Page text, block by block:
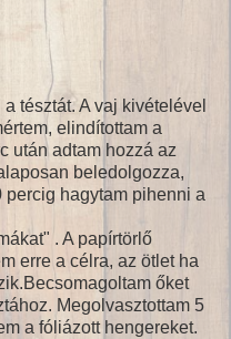
tésztát. A vaj kivételével
elindítottam a
után adtam hozzá az
beledolgozza,
hagytam pihenni a
. A papírtörlő
erre a célra, az ötlet ha
őket
Megolvasztottam 5
a fóliázott hengereket.